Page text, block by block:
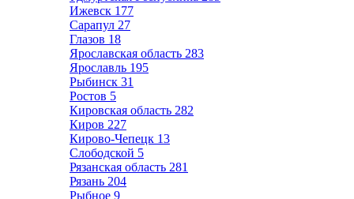
Ижевск 177
Сарапул 27
Глазов 18
Ярославская область 283
Ярославль 195
Рыбинск 31
Ростов 5
Кировская область 282
Киров 227
Кирово-Чепецк 13
Слободской 5
Рязанская область 281
Рязань 204
Рыбное 9